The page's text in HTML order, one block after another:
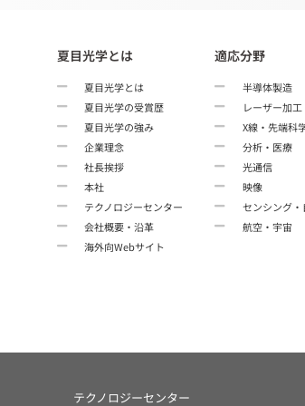
夏目光学とは
夏目光学とは
夏目光学の受賞歴
夏目光学の強み
企業理念
社長挨拶
本社
テクノロジーセンター
会社概要・沿革
海外向Webサイト
適応分野
半導体製造
レーザー加工
X線・先端科
分析・医療
光通信
映像
センシング・
航空・宇宙
テクノロジーセンター